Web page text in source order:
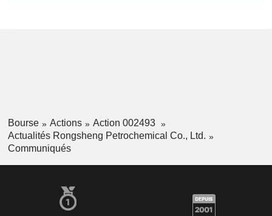
Bourse Actions
Action 002493
Actualités Rongsheng Petrochemical Co., Ltd.
Communiqués